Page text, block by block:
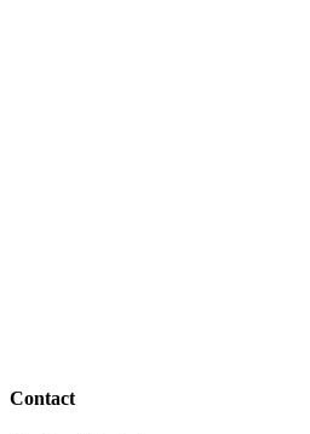
Contact